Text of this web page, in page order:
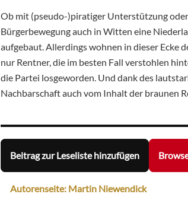
Ob mit (pseudo-)piratiger Unterstützung
Bürgerbewegung auch in Witten eine
aufgebaut. Allerdings wohnen in dieser Ecke
nur Rentner, die im besten Fall verstohlen
die Partei losgeworden. Und dank des
Nachbarschaft auch vom Inhalt der braunen
Beitrag zur Leseliste hinzufügen
Autorenseite: Martin Niewendick